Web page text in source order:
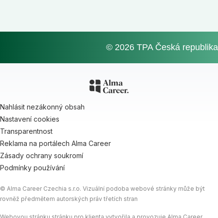
© 2026 TPA Česká republika
Nahlásit nezákonný obsah
Nastavení cookies
Transparentnost
Reklama na portálech Alma Career
Zásady ochrany soukromí
Podmínky používání
© Alma Career Czechia s.r.o. Vizuální podoba webové stránky může být
rovněž předmětem autorských práv třetích stran